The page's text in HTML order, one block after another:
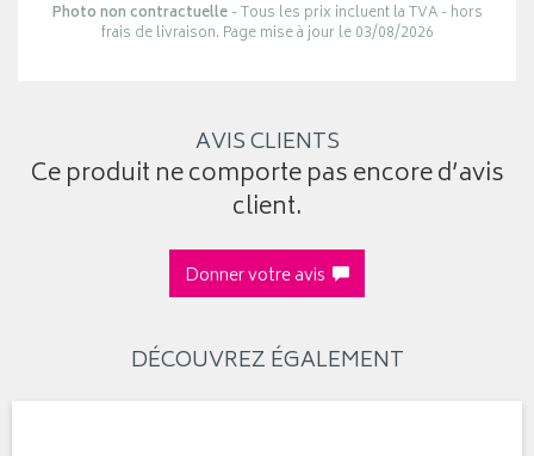
Photo non contractuelle- Tous les prix incluent la TVA - hors
frais de livraison. Page mise à jour le 03/08/2026
AVIS CLIENTS
Ce produit ne comporte pas encore d’avis
client.
Donner votre avis
DÉCOUVREZ ÉGALEMENT